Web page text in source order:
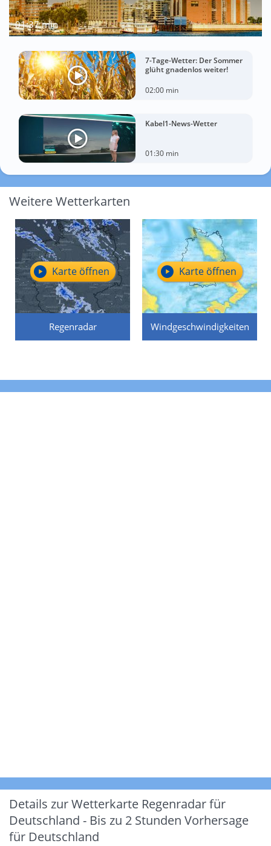
01:37 min
7-Tage-Wetter: Der Sommer
glüht gnadenlos weiter!
02:00 min
Kabel1-News-Wetter
01:30 min
Weitere Wetterkarten
Regenradar
Karte öffnen
Windgeschwindigkeiten
Karte öffnen
Details zur Wetterkarte Regenradar für
Deutschland - Bis zu 2 Stunden Vorhersage
für Deutschland